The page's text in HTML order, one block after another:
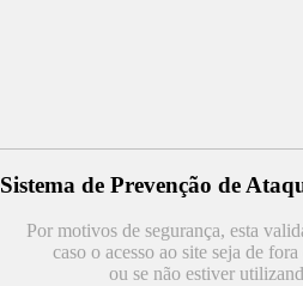
Sistema de Prevenção de
Por motivos de segurança, esta
caso o acesso ao site seja de
ou se não estiver